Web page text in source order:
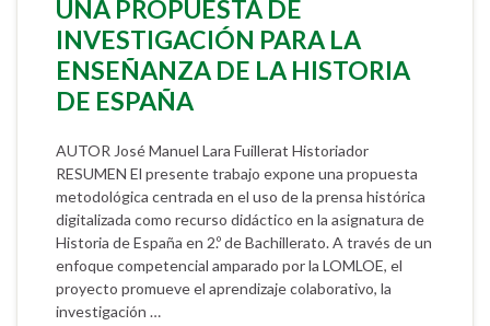
UNA PROPUESTA DE
INVESTIGACIÓN PARA LA
ENSEÑANZA DE LA HISTORIA
DE ESPAÑA
AUTOR José Manuel Lara Fuillerat Historiador
RESUMEN El presente trabajo expone una propuesta
metodológica centrada en el uso de la prensa histórica
digitalizada como recurso didáctico en la asignatura de
Historia de España en 2.º de Bachillerato. A través de un
enfoque competencial amparado por la LOMLOE, el
proyecto promueve el aprendizaje colaborativo, la
investigación …